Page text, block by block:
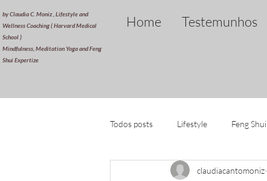
by Claudia C. Moniz , Lifestyle and
Wellness Coaching ( Harvard Medical
School )
Mindfulness, Meditation Yoga and Feng
Shui Expertize
Home Testemunhos
Todos posts Lifestyle Feng Shui
claudiacantomoniz